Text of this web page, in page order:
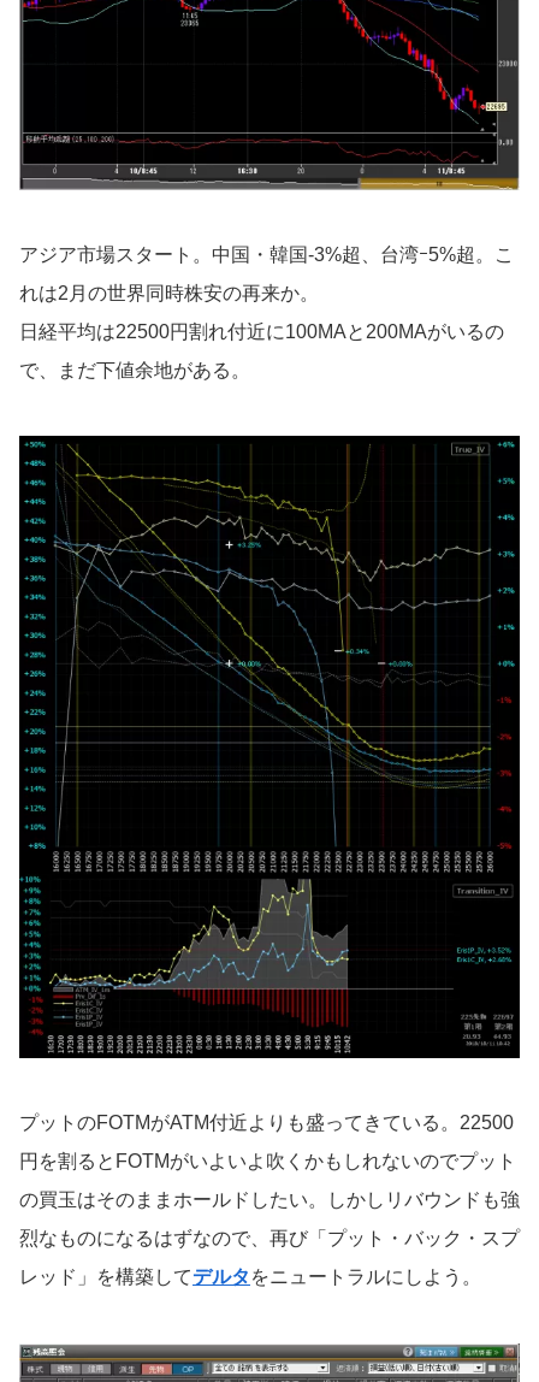
アジア市場スタート。中国・韓国-3%超、台湾ｰ5%超。こ
れは2月の世界同時株安の再来か。
日経平均は22500円割れ付近に100MAと200MAがいるの
で、まだ下値余地がある。
プットのFOTMがATM付近よりも盛ってきている。22500
円を割るとFOTMがいよいよ吹くかもしれないのでプット
の買玉はそのままホールドしたい。しかしリバウンドも強
烈なものになるはずなので、再び「プット・バック・スプ
レッド」を構築してデルタ をニュートラルにしよう。